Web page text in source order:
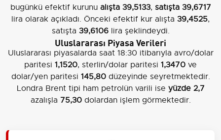
bugünkü efektif kurunu alışta 39,5133, satışta 39,6717
lira olarak açıkladı. Önceki efektif kur alışta 39,4525,
satışta 39,6106lira şeklindeydi.
Uluslararası Piyasa Verileri
Uluslararası piyasalarda saat 18:30 itibarıyla avro/dolar
paritesi 1,1520, sterlin/dolar paritesi 1,3470 ve
dolar/yen paritesi 145,80düzeyinde seyretmektedir.
Londra Brent tipi ham petrolün varili ise yüzde 2,7
azalışla 75,30dolardan işlem görmektedir.